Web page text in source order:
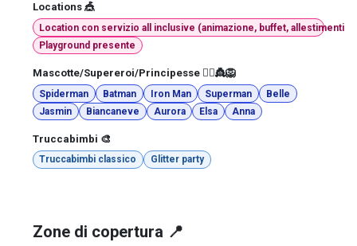
Locations 🎪
Location con servizio all inclusive (animazione, buffet, allestimenti
Playground presente
Mascotte/Supereroi/Principesse 🦸‍♀️👸🦁
Spiderman Batman Iron Man Superman
Belle
Jasmin
Biancaneve Aurora Elsa Anna
Truccabimbi 🎨
Truccabimbi classico Glitter party
Zone di copertura 📍